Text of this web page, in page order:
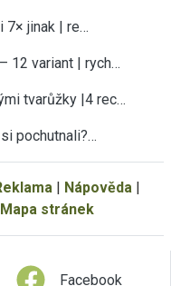
7× jinak | re…
12 variant | rych…
tvarůžky |4 rec…
pochutnali?…
| Nápověda|
Mapa stránek
Facebook